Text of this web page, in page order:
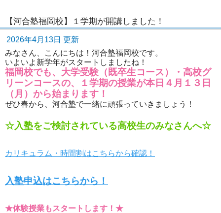
【河合塾福岡校】１学期が開講しました！
2026年4月13日 更新
みなさん、こんにちは！河合塾福岡校です。
いよいよ新学年がスタートしましたね！
福岡校でも、大学受験（既卒生コース）・高校グ
リーンコースの、１学期の授業が本日４月１３日
（月）から始まります！
ぜひ春から、河合塾で一緒に頑張っていきましょう！
☆入塾をご検討されている高校生のみなさんへ☆
カリキュラム・時間割はこちらから確認！
入塾申込はこちらから！
★体験授業もスタートします！★